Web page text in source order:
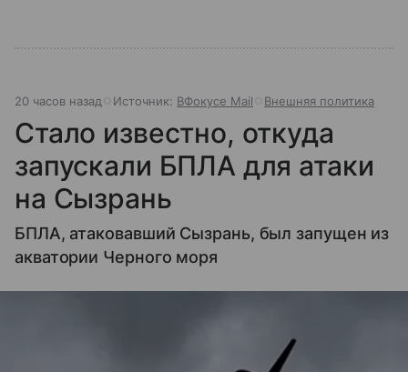
20 часов назад Источник: ВФокусе Mail Внешняя политика
Стало известно, откуда
запускали БПЛА для атаки
на Сызрань
БПЛА, атаковавший Сызрань, был запущен из
акватории Черного моря